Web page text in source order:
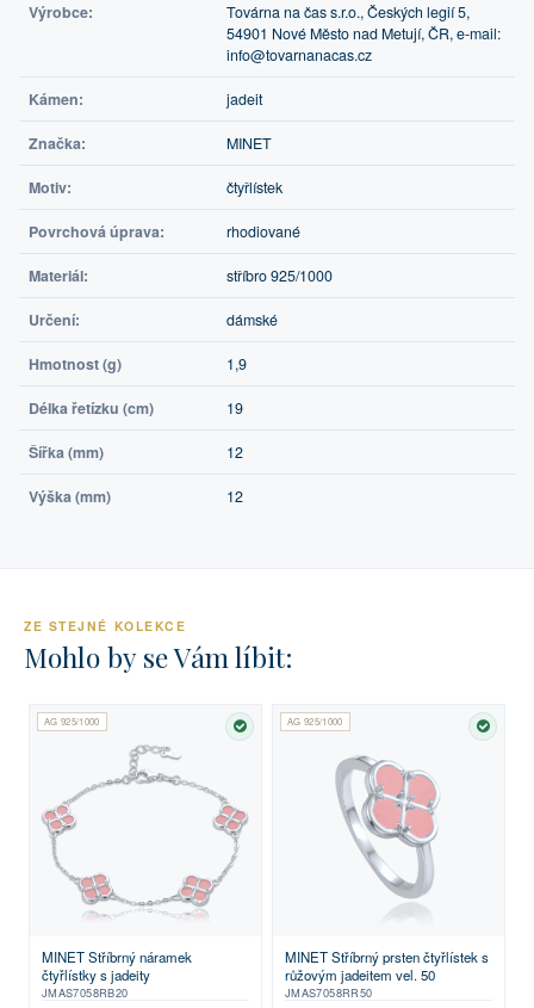
Výrobce:
Továrna na čas s.r.o., Českých legií 5,
54901 Nové Město nad Metují, ČR, e-mail:
info@tovarnanacas.cz
Kámen: jadeit
Značka: MINET
Motiv: čtyřlístek
Povrchová úprava: rhodiované
Materiál: stříbro 925/1000
Určení: dámské
Hmotnost (g) 1,9
Délka řetízku (cm) 19
Šířka (mm) 12
Výška (mm) 12
ZE STEJNÉ KOLEKCE
Mohlo by se Vám líbit:
AG 925/1000
SKLADEM
MINET Stříbrný náramek
čtyřlístky s jadeity
JMAS7058RB20
AG 925/1000
MINET Stříbrný prsten čtyřlístek s
růžovým jadeitem vel. 50
JMAS7058RR50